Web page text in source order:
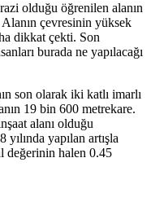
olduğu öğrenilen alanın
çevresinin yüksek
dikkat çekti. Son
burada ne yapılacağı
son olarak iki katlı imarlı
19 bin 600 metrekare.
alanı olduğu
yapılan artışla
değerinin halen 0.45